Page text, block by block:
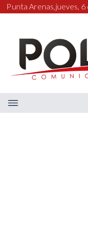
Punta Arenas,jueves,